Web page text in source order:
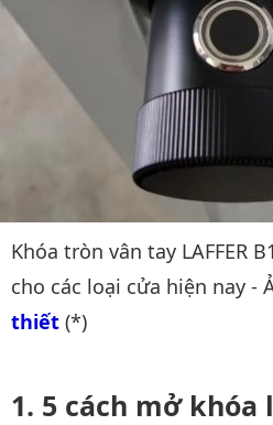
Khóa tròn vân tay LAFFER
cho các loại cửa hiện nay -
thiết (*)
5 cách mở khóa